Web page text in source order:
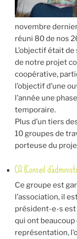
novembre
réuni 80 de nos
L’objectif était
de notre projet
coopérative,
l’objectif d’une
l’année une
temporaire.
Plus d’un tiers
10 groupes de
porteuse du
CA (Conseil
Ce groupe est
l’association, il
président-e-s est
qui ont beaucoup
représentation,